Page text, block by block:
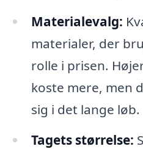
Materialevalg:
materialer, der
rolle i prisen.
koste mere, men
sig i det lange løb.
Tagets størrelse: